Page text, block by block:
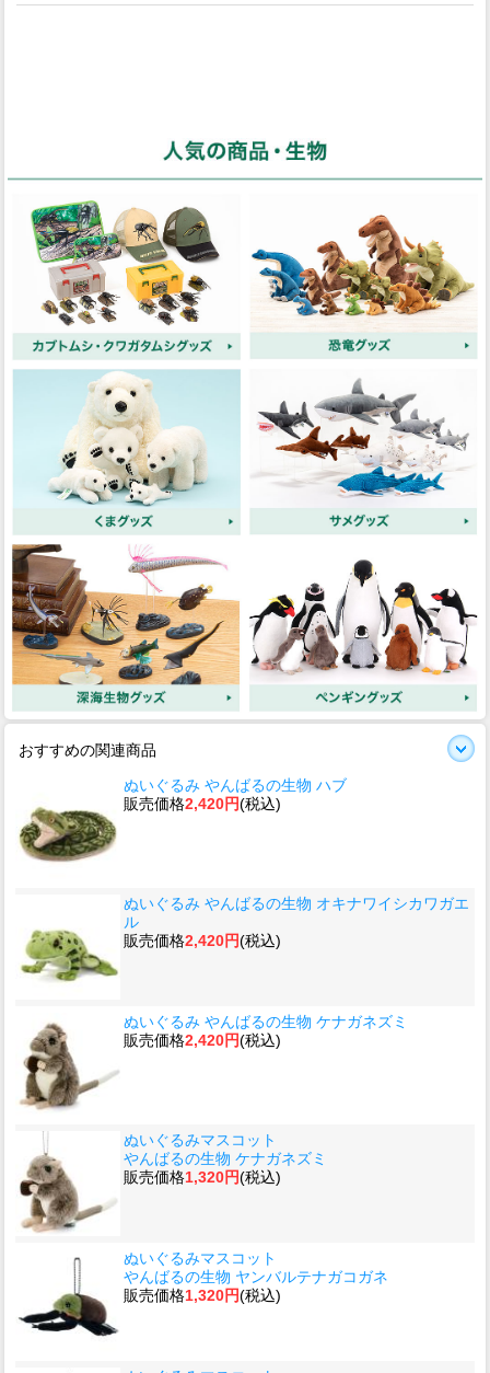
おすすめの関連商品
ぬいぐるみ やんばるの生物 ハブ
販売価格2,420円(税込)
ぬいぐるみ やんばるの生物 オキナワイシカワガエ
ル
販売価格2,420円(税込)
ぬいぐるみ やんばるの生物 ケナガネズミ
販売価格2,420円(税込)
ぬいぐるみマスコット
やんばるの生物 ケナガネズミ
販売価格1,320円(税込)
ぬいぐるみマスコット
やんばるの生物 ヤンバルテナガコガネ
販売価格1,320円(税込)